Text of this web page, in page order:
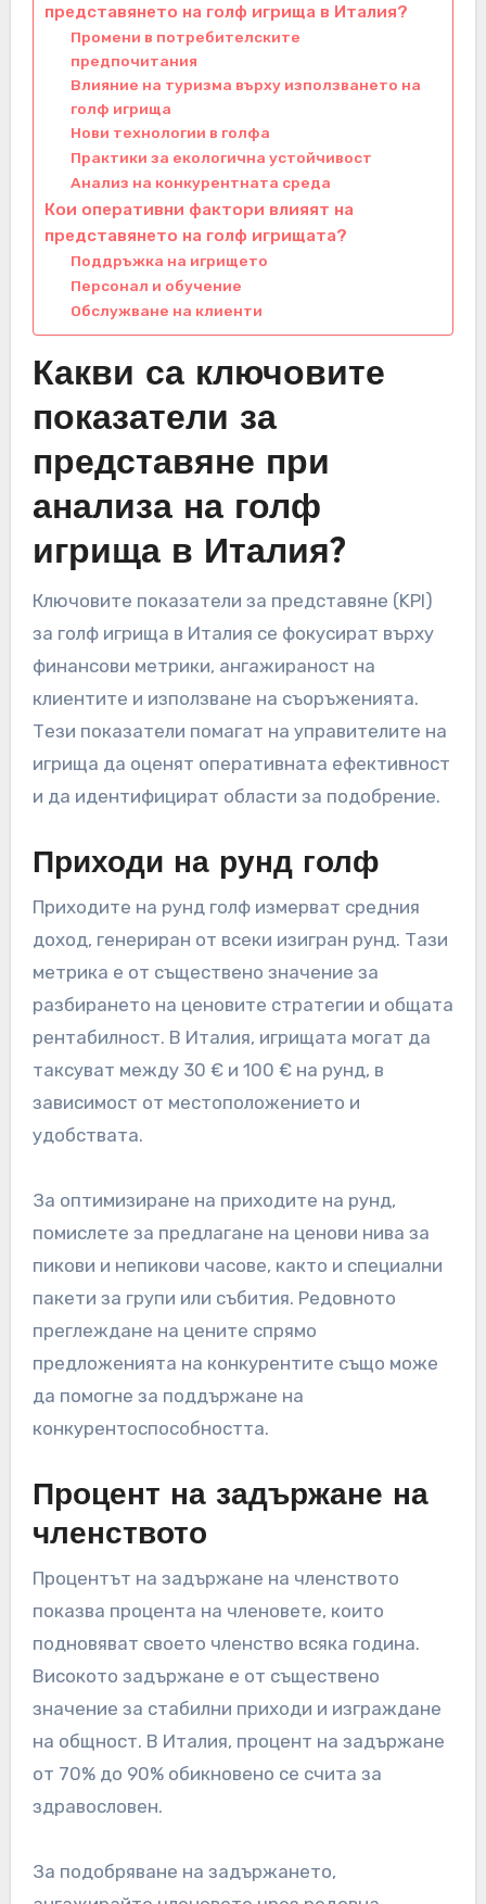
представянето на голф игрища в Италия?
Промени в потребителските
предпочитания
Влияние на туризма върху използването на
голф игрища
Нови технологии в голфа
Практики за екологична устойчивост
Анализ на конкурентната среда
Кои оперативни фактори влияят на
представянето на голф игрищата?
Поддръжка на игрището
Персонал и обучение
Обслужване на клиенти
Какви са ключовите
показатели за
представяне при
анализа на голф
игрища в Италия?
Ключовите показатели за представяне (KPI)
за голф игрища в Италия се фокусират върху
финансови метрики, ангажираност на
клиентите и използване на съоръженията.
Тези показатели помагат на управителите на
игрища да оценят оперативната ефективност
и да идентифицират области за подобрение.
Приходи на рунд голф
Приходите на рунд голф измерват средния
доход, генериран от всеки изигран рунд. Тази
метрика е от съществено значение за
разбирането на ценовите стратегии и общата
рентабилност. В Италия, игрищата могат да
таксуват между 30 € и 100 € на рунд, в
зависимост от местоположението и
удобствата.
За оптимизиране на приходите на рунд,
помислете за предлагане на ценови нива за
пикови и непикови часове, както и специални
пакети за групи или събития. Редовното
преглеждане на цените спрямо
предложенията на конкурентите също може
да помогне за поддържане на
конкурентоспособността.
Процент на задържане на
членството
Процентът на задържане на членството
показва процента на членовете, които
подновяват своето членство всяка година.
Високото задържане е от съществено
значение за стабилни приходи и изграждане
на общност. В Италия, процент на задържане
от 70% до 90% обикновено се счита за
здравословен.
За подобряване на задържането,